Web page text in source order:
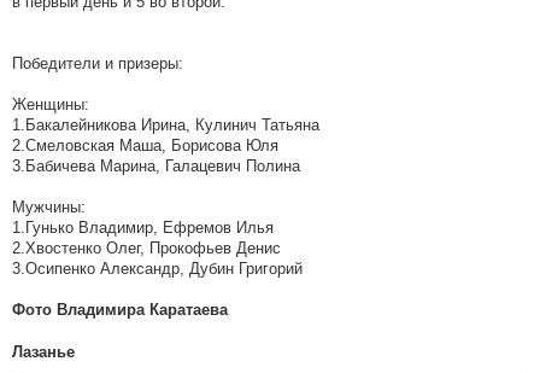
Победители и призеры:
Женщины:
1.Бакалейникова Ирина, Кулинич Татьяна
2.Смеловская Маша, Борисова Юля
3.Бабичева Марина, Галацевич Полина
Мужчины:
1.Гунько Владимир, Ефремов Илья
2.Хвостенко Олег, Прокофьев Денис
3.Осипенко Александр, Дубин Григорий
Фото Владимира Каратаева
Лазанье